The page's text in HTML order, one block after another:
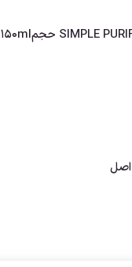
ژل شستشو صورت سیمپل SIMPLE PURIFYING GEL WASH حجم150ml